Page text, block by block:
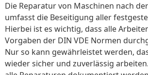
Die Reparatur von Maschinen nach
umfasst die Beseitigung aller
Hierbei ist es wichtig, dass alle
Vorgaben der DIN VDE Normen
Nur so kann gewährleistet werden,
wieder sicher und zuverlässig